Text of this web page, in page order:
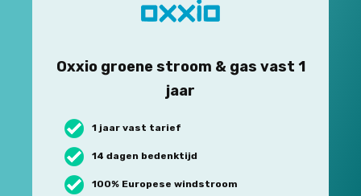
Oxxio groene stroom & gas vast 1
jaar
1 jaar vast tarief
14 dagen bedenktijd
100% Europese windstroom